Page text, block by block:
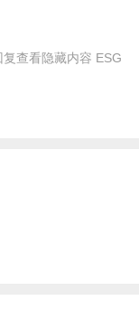
查看隐藏内容 ESG